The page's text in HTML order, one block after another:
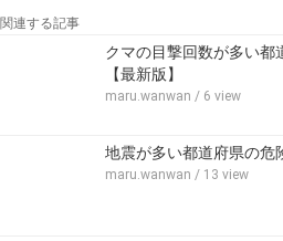
関連する記事
クマの目撃回数が多い都
【最新版】
maru.wanwan / 6 view
地震が多い都道府県の危
maru.wanwan / 13 view